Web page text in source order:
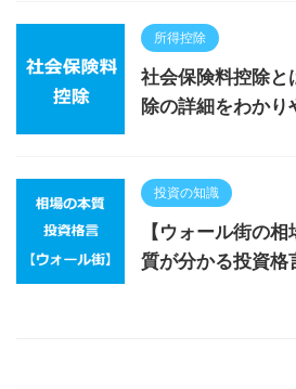
所得控除
社会保険料控除と
除の詳細をわかり
投資の知識
【ウォール街の
質が分かる投資格